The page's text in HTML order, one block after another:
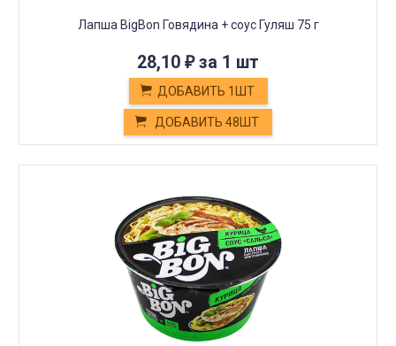
Лапша BigBon Говядина + соус Гуляш 75 г
28,10 ₽за 1 шт
ДОБАВИТЬ 1ШТ
ДОБАВИТЬ 48ШТ